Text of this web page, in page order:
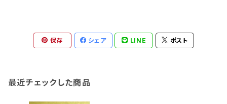
保存 シェア LINE ポスト
最近チェックした商品